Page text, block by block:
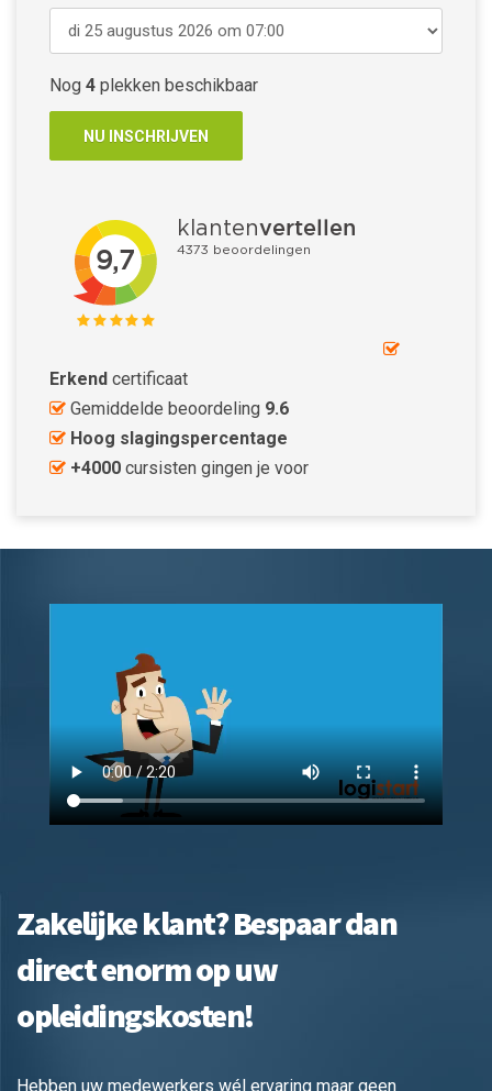
Nog 4 plekken beschikbaar
Erkend certificaat
Gemiddelde beoordeling 9.6
Hoog slagingspercentage
+4000 cursisten gingen je voor
Zakelijke klant? Bespaar dan
direct enorm op uw
opleidingskosten!
Hebben uw medewerkers wél ervaring maar geen